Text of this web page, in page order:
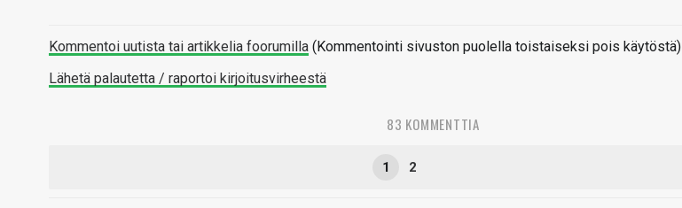
Kommentoi uutista tai artikkelia foorumilla (Kommentointi sivuston puolella toistaiseksi pois käytöstä)
Lähetä palautetta / raportoi kirjoitusvirheestä
83 KOMMENTTIA
1 2